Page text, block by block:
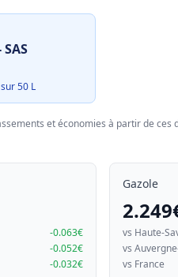
SAS
50 L
et économies à partir de ces
-0.063€
-0.052€
-0.032€
Gazole
vs Haute-
vs
vs France